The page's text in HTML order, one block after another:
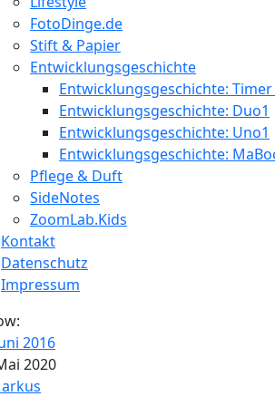
FotoDinge.de
Stift & Papier
Entwicklungsgeschichte
Entwicklungsgeschichte: Timer
Entwicklungsgeschichte: Duo1
Entwicklungsgeschichte: Uno1
Entwicklungsgeschichte:
Pflege & Duft
SideNotes
ZoomLab.Kids
Kontakt
Datenschutz
Impressum
2016
2020